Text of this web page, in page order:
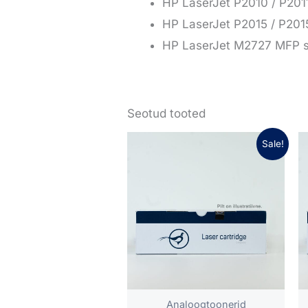
HP LaserJet P2015 /
HP LaserJet M2727 MFP
Seotud tooted
Sale!
Analoogtoonerid
Praegune
hind